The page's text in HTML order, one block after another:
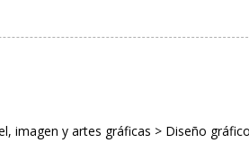
imagen y artes gráficas > Diseño